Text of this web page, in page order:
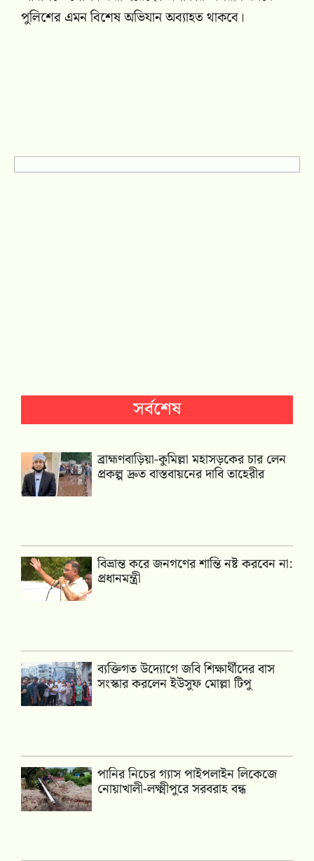
পুলিশের এমন বিশেষ অভিযান অব্যাহত থাকবে।
সর্বশেষ
ব্রাহ্মণবাড়িয়া-কুমিল্লা মহাসড়কের চার লেন
প্রকল্প দ্রুত বাস্তবায়নের দাবি তাহেরীর
বিভ্রান্ত করে জনগণের শান্তি নষ্ট করবেন না:
প্রধানমন্ত্রী
ব্যক্তিগত উদ্যোগে জবি শিক্ষার্থীদের বাস
সংস্কার করলেন ইউসুফ মোল্লা টিপু
পানির নিচের গ্যাস পাইপলাইন লিকেজে
নোয়াখালী-লক্ষ্মীপুরে সরবরাহ বন্ধ